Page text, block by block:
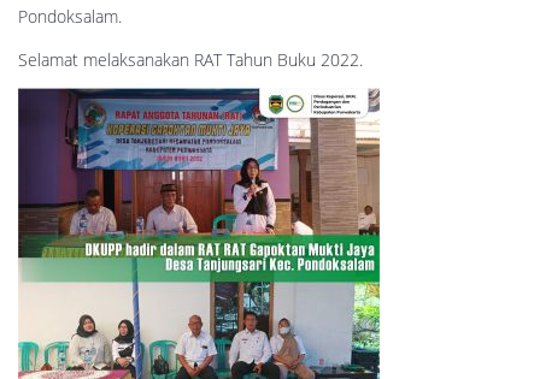
Pondoksalam.
Selamat melaksanakan RAT Tahun Buku 2022.